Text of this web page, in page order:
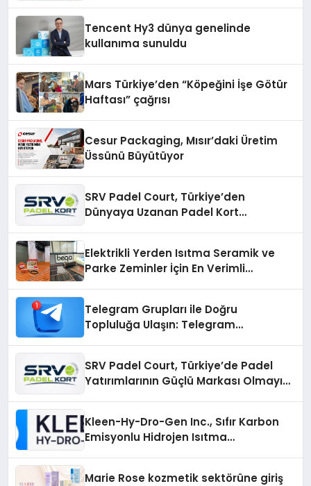
Tencent Hy3 dünya genelinde
kullanıma sunuldu
Mars Türkiye’den “Köpeğini İşe Götür
Haftası” çağrısı
Cesur Packaging, Mısır’daki Üretim
Üssünü Büyütüyor
SRV Padel Court, Türkiye’den
Dünyaya Uzanan Padel Kort
Elektrikli Yerden Isıtma Seramik ve
Parke Zeminler İçin En Verimli
Telegram Grupları ile Doğru
Topluluğa Ulaşın: Telegram
SRV Padel Court, Türkiye’de Padel
Yatırımlarının Güçlü Markası Olmayı
Kleen-Hy-Dro-Gen Inc., Sıfır Karbon
Emisyonlu Hidrojen Isıtma
Marie Rose kozmetik sektörüne giriş